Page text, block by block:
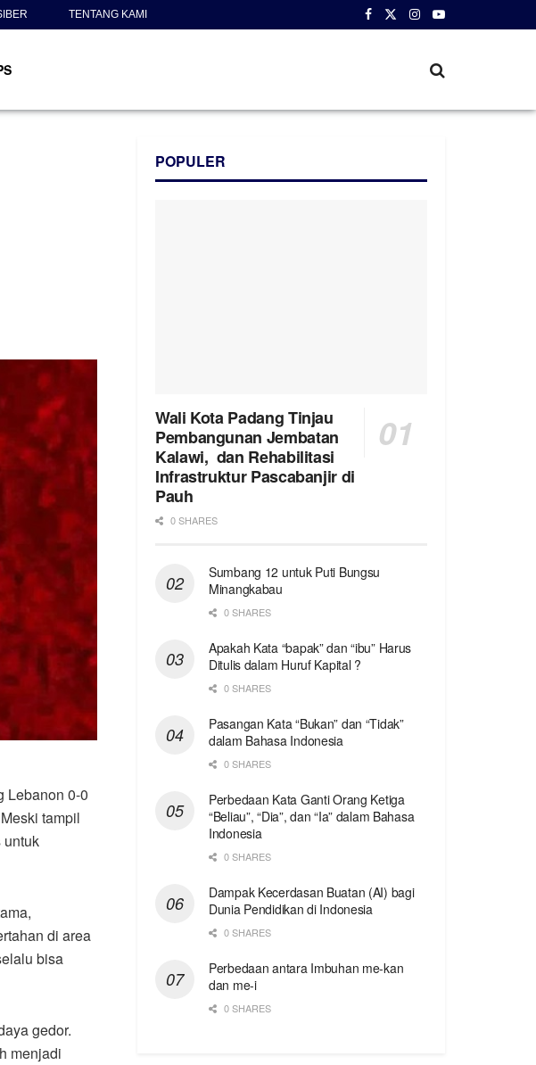
TENTANG KAMI
Lebanon 0-0
tampil
untuk
di area
bisa
gedor.
menjadi
POPULER
Wali Kota Padang Tinjau
Pembangunan Jembatan
Kalawi, dan Rehabilitasi
Infrastruktur Pascabanjir di
Pauh
0 SHARES
Sumbang 12 untuk Puti Bungsu
Minangkabau
0 SHARES
Apakah Kata “bapak” dan “ibu” Harus
Ditulis dalam Huruf Kapital ?
0 SHARES
Pasangan Kata “Bukan” dan “Tidak”
dalam Bahasa Indonesia
0 SHARES
Perbedaan Kata Ganti Orang Ketiga
“Beliau”, “Dia”, dan “Ia” dalam Bahasa
Indonesia
0 SHARES
Dampak Kecerdasan Buatan (AI) bagi
Dunia Pendidikan di Indonesia
0 SHARES
Perbedaan antara Imbuhan me-kan
dan me-i
0 SHARES